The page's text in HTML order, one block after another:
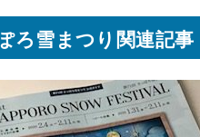
ろ雪まつり関連記事